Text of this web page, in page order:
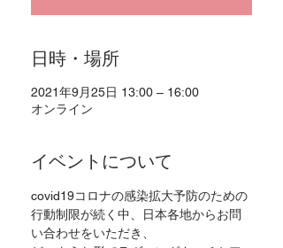
日時・場所
2021年9月25日 13:00 – 16:00
オンライン
イベントについて
covid19コロナの感染拡大予防のための
行動制限が続く中、日本各地からお問
い合わせをいただき、